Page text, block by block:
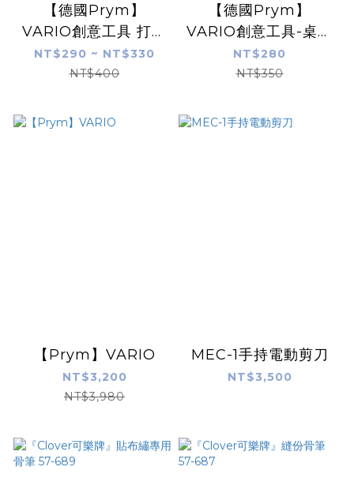
【德國Prym】
VARIO創意工具 打孔
工具
(2.5mm~4.0mm／
NT$290 ~ NT$330
NT$400
【德國Prym】
VARIO創意工具-桌上
固定器
NT$280
NT$350
【Prym】VARIO
NT$3,200
NT$3,980
MEC-1手持電動剪刀
NT$3,500